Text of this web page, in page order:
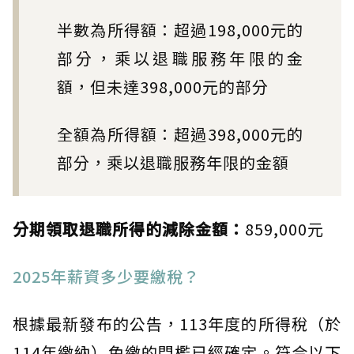
半數為所得額：超過198,000元的
部分，乘以退職服務年限的金
額，但未達398,000元的部分
全額為所得額：超過398,000元的
部分，乘以退職服務年限的金額
分期領取退職所得的減除金額： 859,000元
2025年薪資多少要繳稅？
根據最新發布的公告，113年度的所得稅（於